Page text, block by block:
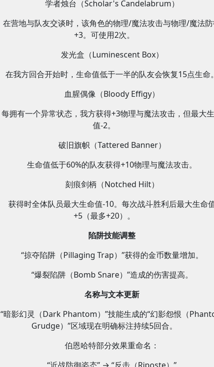
学者烛台（Scholar's Candelabrum）
在营地与队友交谈时，该角色的物理/魔法攻击与物理/魔法
+3。可使用2次。
发光盒（Luminescent Box）
在我方回合开始时，生命值低于一半的队友会恢复15点生命
血腥偶像（Bloody Effigy）
每拥有一个异常状态，我方获得+3物理与魔法攻击，但最大
值-2。
破旧旗帜（Tattered Banner）
生命值低于60%的队友获得+10物理与魔法攻击。
刻痕剑柄（Notched Hilt）
获得时全体队员最大生命值-10。每次战斗胜利后最大生命
+5（最多+20）。
陷阱技能调整
“掠夺陷阱（Pillaging Trap）”获得的金币数量增加。
“爆裂陷阱（Bomb Snare）”造成的伤害提高。
名称与文本更新
“暗影幻灵（Dark Phantom）”技能生成的“幻影怨恨（
Grudge）”区域现在明确标注持续5回合。
伯恩哈特部分效果重命名：